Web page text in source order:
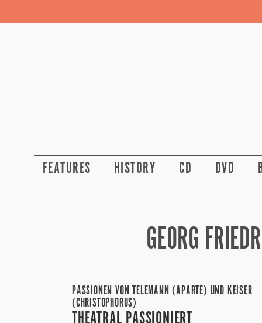
FEATURES HISTORY CD DVD
GEORG
PASSIONEN VON TELEMANN (APARTE) UND KEISER
(CHRISTOPHORUS)